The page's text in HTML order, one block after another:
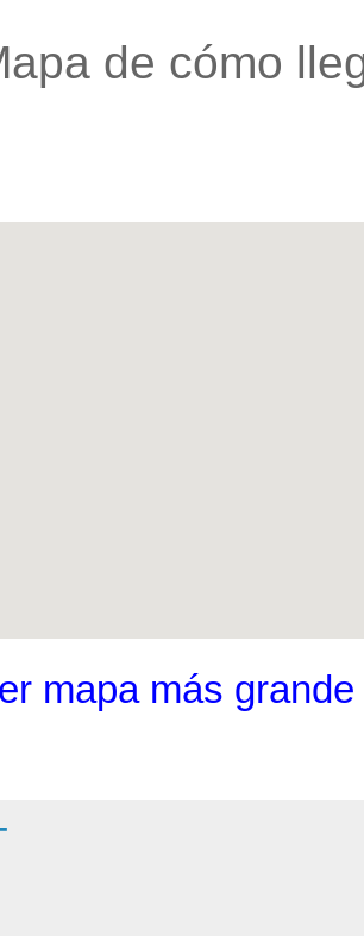
de cómo
mapa más grande